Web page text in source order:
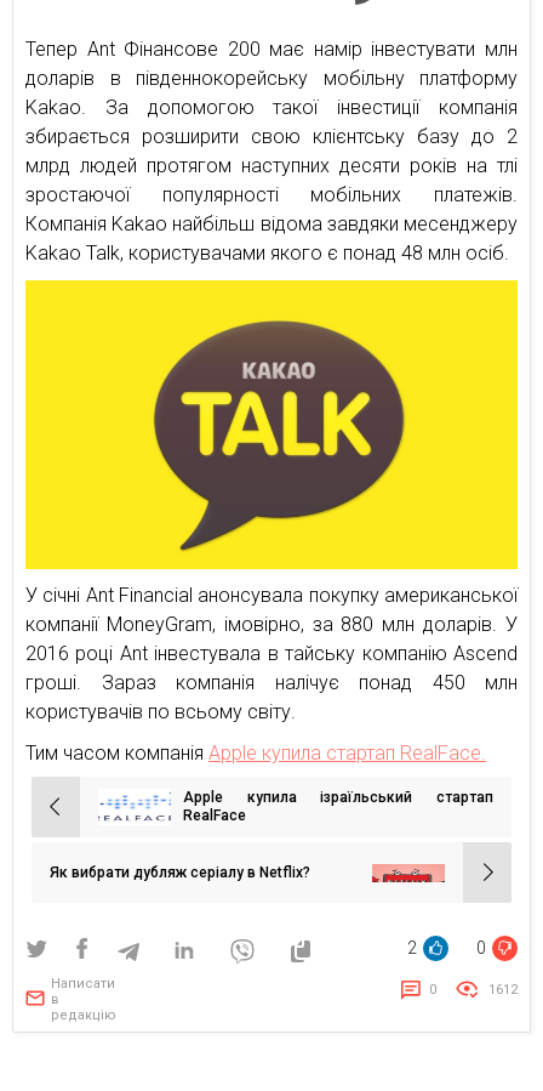
Тепер Ant Фінансове 200 має намір інвестувати млн
доларів в південнокорейську мобільну платформу
Kakao. За допомогою такої інвестиції компанія
збирається розширити свою клієнтську базу до 2
млрд людей протягом наступних десяти років на тлі
зростаючої популярності мобільних платежів.
Компанія Kakao найбільш відома завдяки месенджеру
Kakao Talk, користувачами якого є понад 48 млн осіб.
У січні Ant Financial анонсувала покупку американської
компанії MoneyGram, імовірно, за 880 млн доларів. У
2016 році Ant інвестувала в тайську компанію Ascend
гроші. Зараз компанія налічує понад 450 млн
користувачів по всьому світу.
Тим часом компанія Apple купила стартап RealFace.
Навігація
записів
Apple купила ізраїльський стартап
RealFace
Як вибрати дубляж серіалу в Netflix?
2 0
Написати
в
редакцію
0 1612